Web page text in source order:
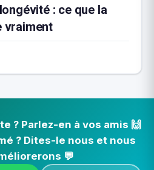
: ce que la
vraiment
? Parlez-en à vos amis 🙌
? Dites-le nous et nous
💬